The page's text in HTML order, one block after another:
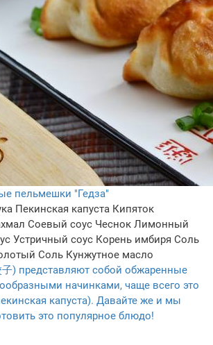
пельмешки "Гедза"
Пекинская капуста Кипяток
Соевый соус Чеснок Лимонный
Устричный соус Корень имбиря Соль
Соль Кунжутное масло
子) представляют собой обжаренные
начинками, чаще всего это
капуста). Давайте же и мы
это популярное блюдо!